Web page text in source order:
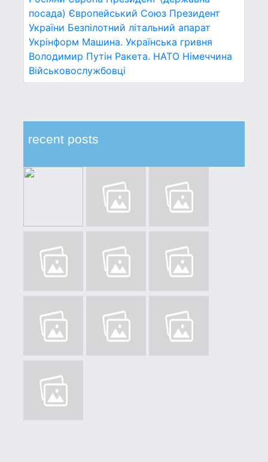
посада) Європейський Союз Президент
України Безпілотний літальний апарат
Укрінформ Машина. Українська гривня
Володимир Путін Ракета. НАТО Німеччина
Військовослужбовці
recent posts